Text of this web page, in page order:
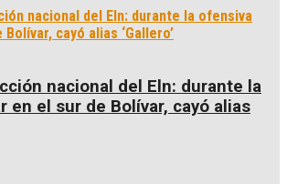
nacional del Eln: durante la
en el sur de Bolívar, cayó alias